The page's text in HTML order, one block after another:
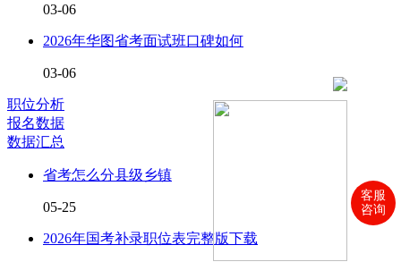
03-06
2026年华图省考面试班口碑如何
03-06
职位分析
报名数据
数据汇总
省考怎么分县级乡镇
05-25
2026年国考补录职位表完整版下载
客服
咨询